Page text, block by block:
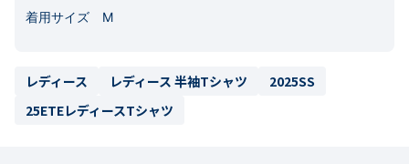
着用サイズ　M
レディース レディース 半袖Tシャツ
2025SS
25ETEレディースTシャツ